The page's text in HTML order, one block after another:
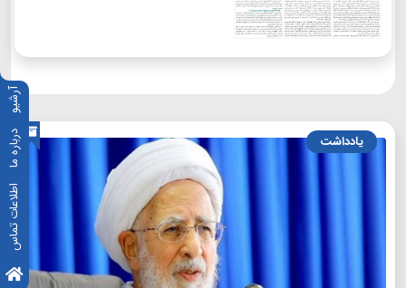
آرشیو
درباره ما
اطلاعات تماس
یادداشت